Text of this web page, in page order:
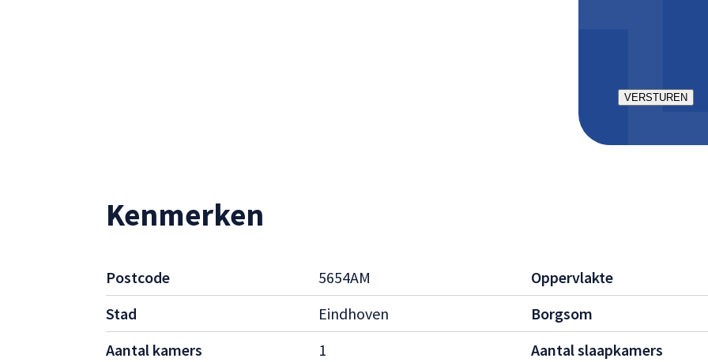
Kenmerken
Postcode 5654AM
Oppervlakte
Stad
Eindhoven
Borgsom
Aantal kamers
1
Aantal slaapkamers